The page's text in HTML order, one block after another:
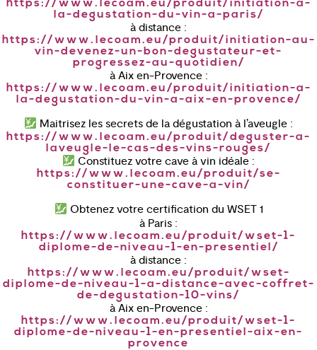
https://www.lecoam.eu/produit/initiation-a-
la-degustation-du-vin-a-paris/
à distance :
https://www.lecoam.eu/produit/initiation-au-
vin-devenez-un-bon-degustateur-et-
progressez-au-quotidien/
à Aix en-Provence :
https://www.lecoam.eu/produit/initiation-a-
la-degustation-du-vin-a-aix-en-provence/
Maitrisez les secrets de la dégustation à l’aveugle :
https://www.lecoam.eu/produit/deguster-a-
laveugle-le-cas-des-vins-rouges/
Constituez votre cave à vin idéale :
https://www.lecoam.eu/produit/se-
constituer-une-cave-a-vin/
Obtenez votre certification du WSET 1
à Paris :
https://www.lecoam.eu/produit/wset-1-
diplome-de-niveau-1-en-presentiel/
à distance :
https://www.lecoam.eu/produit/wset-
diplome-de-niveau-1-a-distance-avec-coffret-
de-degustation-10-vins/
à Aix en-Provence :
https://www.lecoam.eu/produit/wset-1-
diplome-de-niveau-1-en-presentiel-aix-en-
provence